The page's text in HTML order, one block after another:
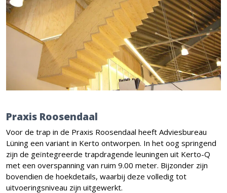
Praxis Roosendaal
Voor de trap in de Praxis Roosendaal heeft Adviesbureau
Lüning een variant in Kerto ontworpen. In het oog springend
zijn de geïntegreerde trapdragende leuningen uit Kerto-Q
met een overspanning van ruim 9.00 meter. Bijzonder zijn
bovendien de hoekdetails, waarbij deze volledig tot
uitvoeringsniveau zijn uitgewerkt.